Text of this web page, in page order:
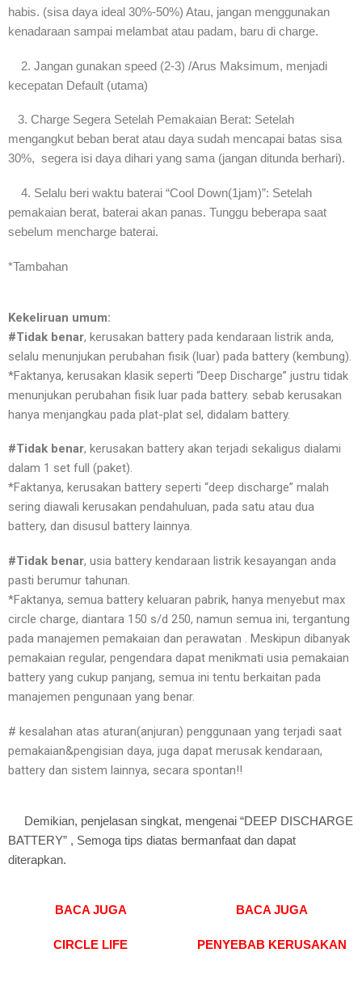
habis. (sisa daya ideal 30%-50%) Atau, jangan menggunakan
kenadaraan sampai melambat atau padam, baru di charge.
2. Jangan gunakan speed (2-3) /Arus Maksimum, menjadi
kecepatan Default (utama)
3. Charge Segera Setelah Pemakaian Berat: Setelah
mengangkut beban berat atau daya sudah mencapai batas sisa
30%, segera isi daya dihari yang sama (jangan ditunda berhari).
4. Selalu beri waktu baterai “Cool Down(1jam)”: Setelah
pemakaian berat, baterai akan panas. Tunggu beberapa saat
sebelum mencharge baterai.
*Tambahan
Kekeliruan umum:
#Tidak benar, kerusakan battery pada kendaraan listrik anda,
selalu menunjukan perubahan fisik (luar) pada battery (kembung).
*Faktanya, kerusakan klasik seperti “Deep Discharge” justru tidak
menunjukan perubahan fisik luar pada battery. sebab kerusakan
hanya menjangkau pada plat-plat sel, didalam battery.
#Tidak benar, kerusakan battery akan terjadi sekaligus dialami
dalam 1 set full (paket).
*Faktanya, kerusakan battery seperti “deep discharge” malah
sering diawali kerusakan pendahuluan, pada satu atau dua
battery, dan disusul battery lainnya.
#Tidak benar, usia battery kendaraan listrik kesayangan anda
pasti berumur tahunan.
*Faktanya, semua battery keluaran pabrik, hanya menyebut max
circle charge, diantara 150 s/d 250, namun semua ini, tergantung
pada manajemen pemakaian dan perawatan . Meskipun dibanyak
pemakaian regular, pengendara dapat menikmati usia pemakaian
battery yang cukup panjang, semua ini tentu berkaitan pada
manajemen pengunaan yang benar.
# kesalahan atas aturan(anjuran) penggunaan yang terjadi saat
pemakaian&pengisian daya, juga dapat merusak kendaraan,
battery dan sistem lainnya, secara spontan!!
Demikian, penjelasan singkat, mengenai “DEEP DISCHARGE
BATTERY” , Semoga tips diatas bermanfaat dan dapat
diterapkan.
BACA JUGA
CIRCLE LIFE
BACA JUGA
PENYEBAB KERUSAKAN